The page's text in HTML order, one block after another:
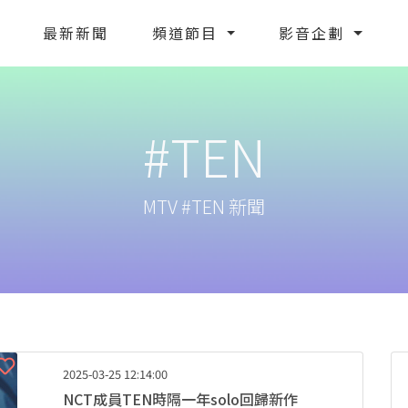
最新新聞 頻道節目 影音企劃
#TEN
MTV #TEN 新聞
2025-03-25 12:14:00
NCT成員TEN時隔一年solo回歸新作